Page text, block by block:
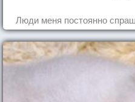
Люди меня постоянно